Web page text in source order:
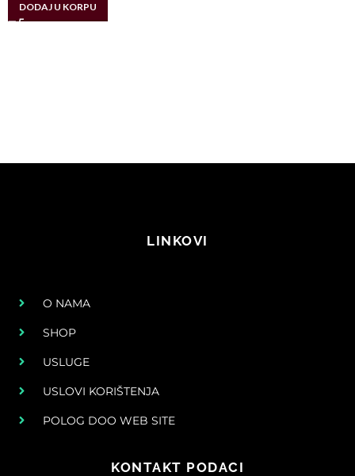
DODAJ U KORPU
LINKOVI
O NAMA
SHOP
USLUGE
USLOVI KORIŠTENJA
POLOG DOO WEB SITE
KONTAKT PODACI